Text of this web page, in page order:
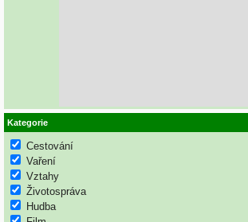
Kategorie
Cestování
Vaření
Vztahy
Životospráva
Hudba